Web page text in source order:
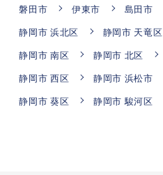
磐田市
伊東市 島田市
静岡市 浜北区
静岡市 天竜区
静岡市 南区
静岡市 北区
静岡市 西区
静岡市 浜松市
静岡市 葵区
静岡市 駿河区